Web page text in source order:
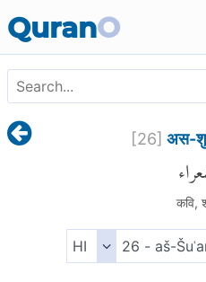
QuranO
[26] अस-
कवि,